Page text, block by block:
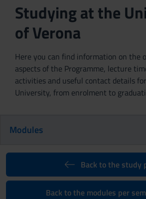
Studying at the
of Verona
Here you can find information on the
aspects of the Programme, lecture
activities and useful contact details
University, from enrolment to
Modules
Back to the study
Back to the modules per